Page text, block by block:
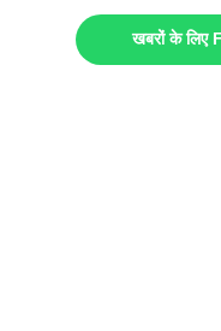
खबरों के